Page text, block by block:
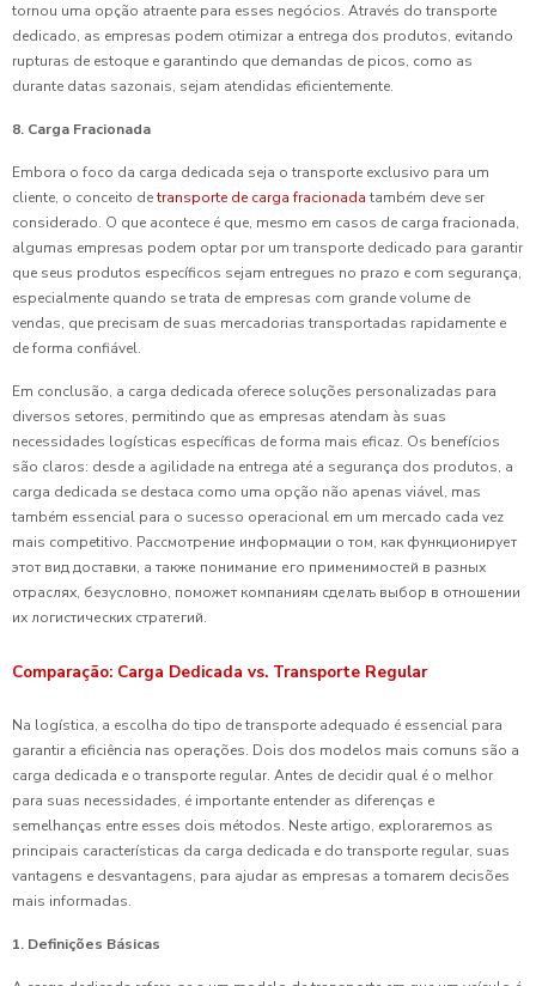
tornou uma opção atraente para esses negócios. Através do transporte
dedicado, as empresas podem otimizar a entrega dos produtos, evitando
rupturas de estoque e garantindo que demandas de picos, como as
durante datas sazonais, sejam atendidas eficientemente.
8. Carga Fracionada
Embora o foco da carga dedicada seja o transporte exclusivo para um
cliente, o conceito detransporte de carga fracionada também deve ser
considerado. O que acontece é que, mesmo em casos de carga fracionada,
algumas empresas podem optar por um transporte dedicado para garantir
que seus produtos específicos sejam entregues no prazo e com segurança,
especialmente quando se trata de empresas com grande volume de
vendas, que precisam de suas mercadorias transportadas rapidamente e
de forma confiável.
Em conclusão, a carga dedicada oferece soluções personalizadas para
diversos setores, permitindo que as empresas atendam às suas
necessidades logísticas específicas de forma mais eficaz. Os benefícios
são claros: desde a agilidade na entrega até a segurança dos produtos, a
carga dedicada se destaca como uma opção não apenas viável, mas
também essencial para o sucesso operacional em um mercado cada vez
mais competitivo. Рассмотрение информации о том, как функционирует
этот вид доставки, а также понимание его применимостей в разных
отраслях, безусловно, поможет компаниям сделать выбор в отношении
их логистических стратегий.
Comparação: Carga Dedicada vs. Transporte Regular
Na logística, a escolha do tipo de transporte adequado é essencial para
garantir a eficiência nas operações. Dois dos modelos mais comuns são a
carga dedicada e o transporte regular. Antes de decidir qual é o melhor
para suas necessidades, é importante entender as diferenças e
semelhanças entre esses dois métodos. Neste artigo, exploraremos as
principais características da carga dedicada e do transporte regular, suas
vantagens e desvantagens, para ajudar as empresas a tomarem decisões
mais informadas.
1. Definições Básicas